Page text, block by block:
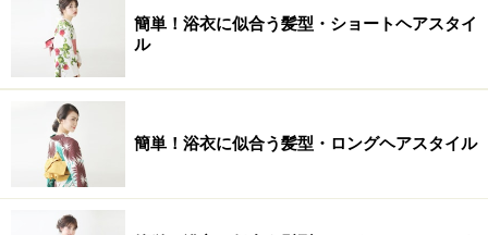
簡単！浴衣に似合う髪型・ショートヘアスタイ
ル
簡単！浴衣に似合う髪型・ロングヘアスタイル